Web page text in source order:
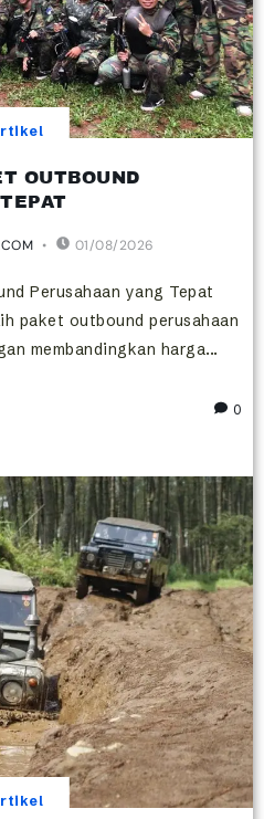
OUTBOUND
01/08/2026
Perusahaan yang Tepat
paket outbound perusahaan
membandingkan harga...
0